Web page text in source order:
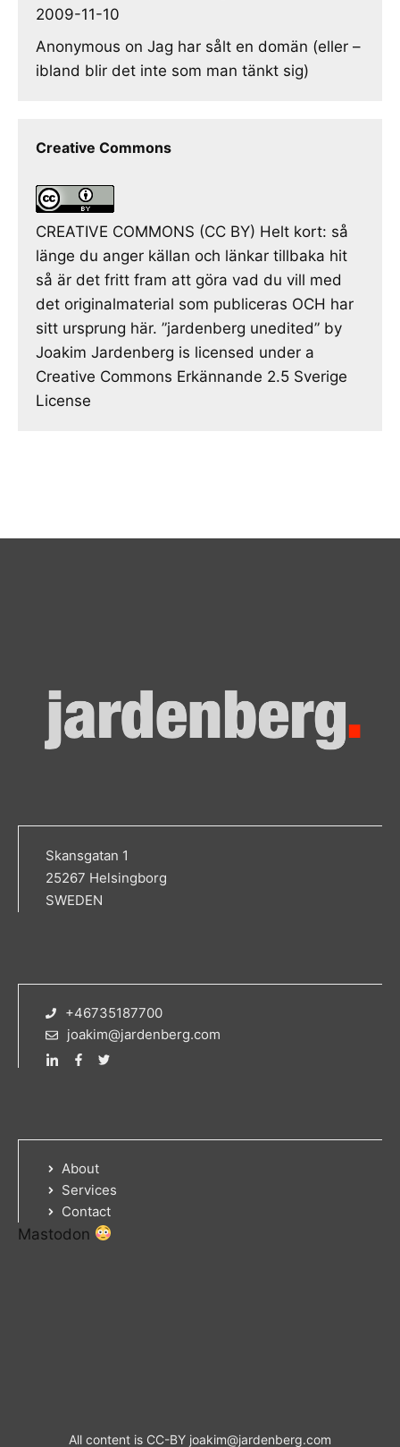
2009-11-10
Anonymous on Jag har sålt en domän (eller –
ibland blir det inte som man tänkt sig)
Creative Commons
CREATIVE COMMONS (CC BY) Helt kort: så
länge du anger källan och länkar tillbaka hit
så är det fritt fram att göra vad du vill med
det originalmaterial som publiceras OCH har
sitt ursprung här. ”jardenberg unedited” by
Joakim Jardenberg is licensed under a
Creative Commons Erkännande 2.5 Sverige
License
Skansgatan 1
25267 Helsingborg
SWEDEN
+46735187700
joakim@jardenberg.com
About
Services
Contact
Mastodon
All content is CC-BY joakim@jardenberg.com